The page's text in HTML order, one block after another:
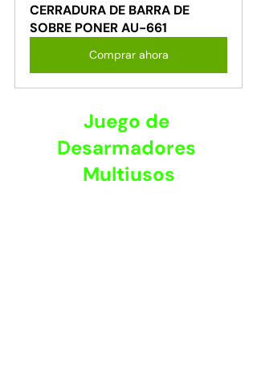
CERRADURA DE BARRA DE
SOBRE PONER AU-661
Comprar ahora
Juego de
Desarmadores
Multiusos